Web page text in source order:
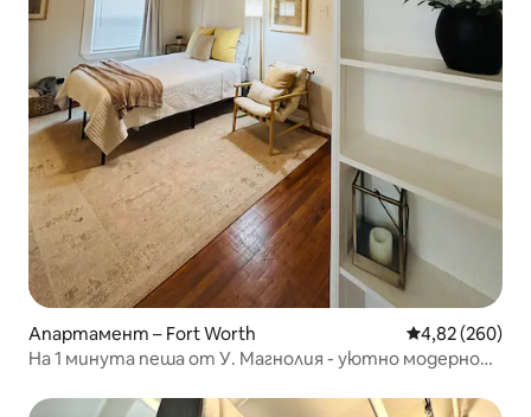
Апартамент – Fort Worth Средна
4,82 (260)
На 1 минута пеша от У. Магнолия - уютно модерно